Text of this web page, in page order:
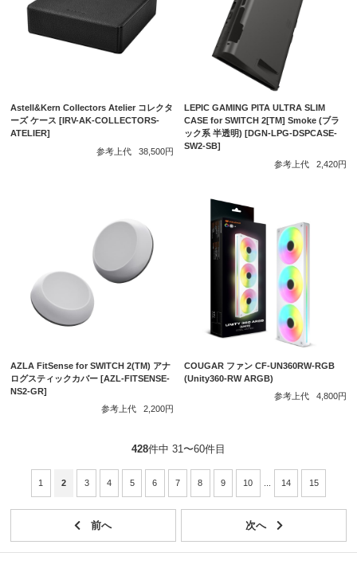
Astell&Kern Collectors Atelier コレクタ
ーズ ケース [IRV-AK-COLLECTORS-
ATELIER]
参考上代
38,500円
LEPIC GAMING PITA ULTRA SLIM
CASE for SWITCH 2[TM] Smoke (ブラ
ック系 半透明) [DGN-LPG-DSPCASE-
SW2-SB]
参考上代
2,420円
AZLA FitSense for SWITCH 2(TM) アナ
ログスティックカバー [AZL-FITSENSE-
NS2-GR]
参考上代
2,200円
COUGAR ファン CF-UN360RW-RGB
(Unity360-RW ARGB)
参考上代
4,800円
428件中 31〜60件目
1 2 3 4 5 6 7 8 9 10 14 15